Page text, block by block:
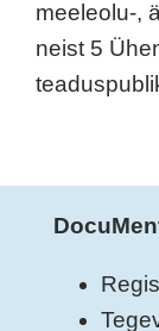
meeleolu-,
neist 5